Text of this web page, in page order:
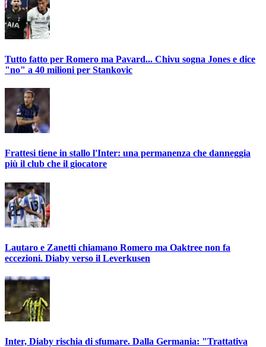
Tutto fatto per Romero ma Pavard... Chivu sogna Jones e dice
"no" a 40 milioni per Stankovic
Frattesi tiene in stallo l'Inter: una permanenza che danneggia
più il club che il giocatore
Lautaro e Zanetti chiamano Romero ma Oaktree non fa
eccezioni. Diaby verso il Leverkusen
Inter, Diaby rischia di sfumare. Dalla Germania: "Trattativa